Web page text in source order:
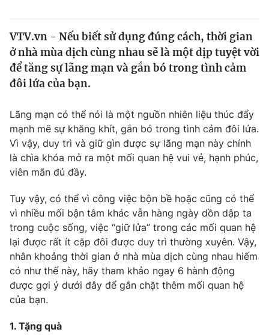
Thế giới
Tin tức
Thế giới đó đây
Câu chuyện quốc tế
Kinh tế
Thị trường
Góc doanh nghiệp
Dữ liệu và đời sống
Truyền hình
Phim VTV
Hậu trường
Nhân vật
Khán giả
Giải sao mai
Giải trí
Điện ảnh
Âm nhạc
Sao
Đời sống
Du lịch
Làm đẹp
Chất lượng cuộc sống
Giáo dục
Tuyển sinh
Học trực tuyến
Công nghệ
Giao lưu trực tuyến
VTV.vn - Nếu biết sử dụng đúng cách, thời gian
ở nhà mùa dịch cùng nhau sẽ là một dịp tuyệt vời
để tăng sự lãng mạn và gắn bó trong tình cảm
đôi lứa của bạn.
Lãng mạn có thể nói là một nguồn nhiên liệu thúc đẩy
mạnh mẽ sự khăng khít, gắn bó trong tình cảm đôi lứa.
Vì vậy, duy trì và giữ gìn được sự lãng mạn này chính
là chìa khóa mở ra một mối quan hệ vui vẻ, hạnh phúc,
viên mãn đủ đầy.
Tuy vậy, có thể vì công việc bộn bề hoặc cũng có thể
vì nhiều mối bận tâm khác vẫn hàng ngày dồn dập ta
trong cuộc sống, việc “giữ lửa” trong các mối quan hệ
lại được rất ít cặp đôi được duy trì thường xuyên. Vậy,
nhân khoảng thời gian ở nhà mùa dịch cùng nhau hiếm
có như thế này, hãy tham khảo ngay 6 hành động
được gợi ý dưới đây để gắn chặt thêm mối quan hệ
của bạn.
1. Tặng quà